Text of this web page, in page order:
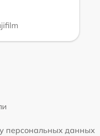
персональных данных